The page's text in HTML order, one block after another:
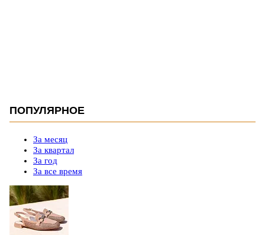
ПОПУЛЯРНОЕ
За месяц
За квартал
За год
За все время